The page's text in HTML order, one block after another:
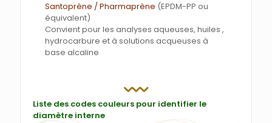
Santoprène / Pharmaprène (EPDM-PP ou
équivalent)
Convient pour les analyses aqueuses, huiles ,
hydrocarbure et à solutions acqueuses à
base alcaline
Liste des codes couleurs pour identifier le
diamètre interne